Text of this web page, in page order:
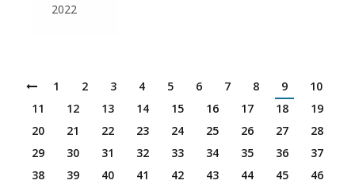
2022
1 2 3 4 5 6 7 8 9
10
11
12 13 14 15 16 17 18
19
20
21 22 23 24 25 26 27
28
29
30 31 32 33 34 35 36
37
38
39 40 41 42 43 44 45
46